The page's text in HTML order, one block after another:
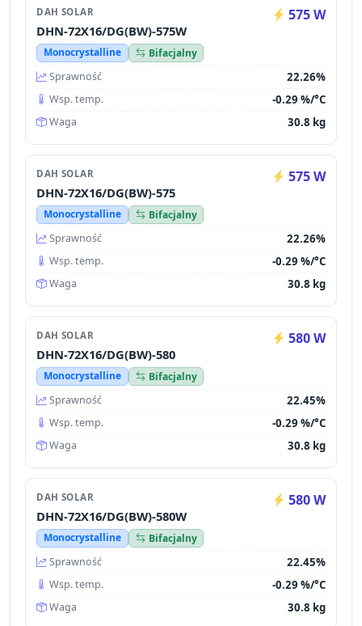
DAH SOLAR 575 W
DHN-72X16/DG(BW)-575W
Monocrystalline
Bifacjalny
Sprawność
22.26%
Wsp. temp. -0.29 %/°C
Waga 30.8 kg
DAH SOLAR 575 W
DHN-72X16/DG(BW)-575
Monocrystalline
Bifacjalny
Sprawność
22.26%
Wsp. temp. -0.29 %/°C
Waga 30.8 kg
DAH SOLAR 580 W
DHN-72X16/DG(BW)-580
Monocrystalline
Bifacjalny
Sprawność
22.45%
Wsp. temp. -0.29 %/°C
Waga 30.8 kg
DAH SOLAR 580 W
DHN-72X16/DG(BW)-580W
Monocrystalline
Bifacjalny
Sprawność
22.45%
Wsp. temp. -0.29 %/°C
Waga 30.8 kg